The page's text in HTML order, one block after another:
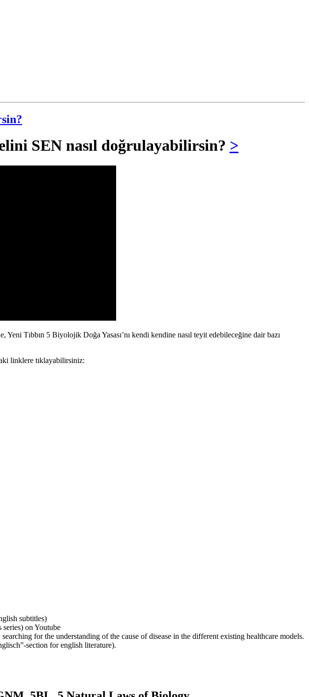
SEN nasıl doğrulayabilirsin? >
Tıbbın 5 Biyolojik Doğa Yasası’nı kendi kendine nasıl teyit edebileceğine dair bazı
linklere tıklayabilirsiniz:
subtitles)
on Youtube
for the understanding of the cause of disease in the different existing healthcare models.
section for english literature).